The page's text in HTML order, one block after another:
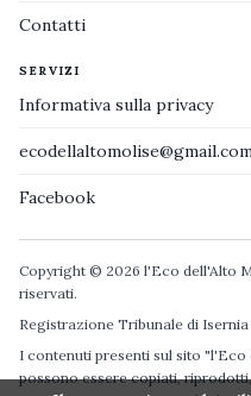
Contatti
SERVIZI
Informativa sulla privacy
Facebook
Copyright © 2026 l'Eco dell'Alto
riservati.
Registrazione Tribunale di Isernia
I contenuti presenti sul sito
possono essere copiati,